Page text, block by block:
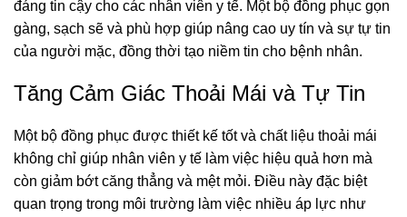
đáng tin cậy cho các nhân viên y tế. Một bộ đồng phục gọn
gàng, sạch sẽ và phù hợp giúp nâng cao uy tín và sự tự tin
của người mặc, đồng thời tạo niềm tin cho bệnh nhân.
Tăng Cảm Giác Thoải Mái và Tự Tin
Một bộ đồng phục được thiết kế tốt và chất liệu thoải mái
không chỉ giúp nhân viên y tế làm việc hiệu quả hơn mà
còn giảm bớt căng thẳng và mệt mỏi. Điều này đặc biệt
quan trọng trong môi trường làm việc nhiều áp lực như